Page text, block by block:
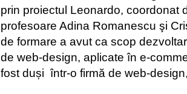
prin proiectul Leonardo, coordonat
profesoare Adina Romanescu şi
de formare a avut ca scop
de web-design, aplicate în e-
fost duși într-o firmă de web-